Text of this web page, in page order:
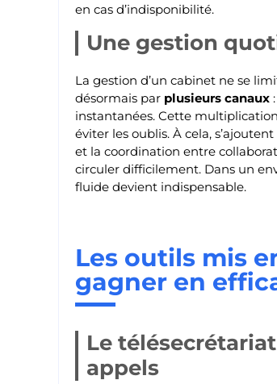
en cas d’indisponibilité.
Une gestion
La gestion d’un cabinet ne se
désormais par plusieurs canaux
instantanées. Cette
éviter les oublis. À cela,
et la coordination entre
circuler difficilement. Dans un
fluide devient indispensable.
Les outils mis
gagner en
Le
appels